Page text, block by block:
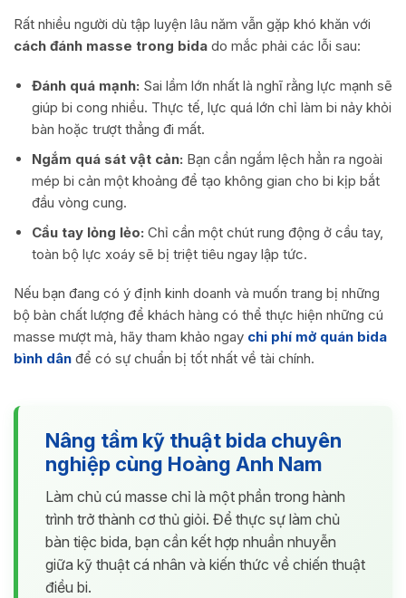
Rất nhiều người dù tập luyện lâu năm vẫn gặp khó khăn với
cách đánh masse trong bida do mắc phải các lỗi sau:
Đánh quá mạnh: Sai lầm lớn nhất là nghĩ rằng lực mạnh sẽ
giúp bi cong nhiều. Thực tế, lực quá lớn chỉ làm bi nảy khỏi
bàn hoặc trượt thẳng đi mất.
Ngắm quá sát vật cản: Bạn cần ngắm lệch hẳn ra ngoài
mép bi cản một khoảng để tạo không gian cho bi kịp bắt
đầu vòng cung.
Cầu tay lỏng lẻo: Chỉ cần một chút rung động ở cầu tay,
toàn bộ lực xoáy sẽ bị triệt tiêu ngay lập tức.
Nếu bạn đang có ý định kinh doanh và muốn trang bị những
bộ bàn chất lượng để khách hàng có thể thực hiện những cú
masse mượt mà, hãy tham khảo ngay chi phí mở quán bida
bình dân để có sự chuẩn bị tốt nhất về tài chính.
Nâng tầm kỹ thuật bida chuyên
nghiệp cùng Hoàng Anh Nam
Làm chủ cú masse chỉ là một phần trong hành
trình trở thành cơ thủ giỏi. Để thực sự làm chủ
bàn tiệc bida, bạn cần kết hợp nhuần nhuyễn
giữa kỹ thuật cá nhân và kiến thức về chiến thuật
điều bi.